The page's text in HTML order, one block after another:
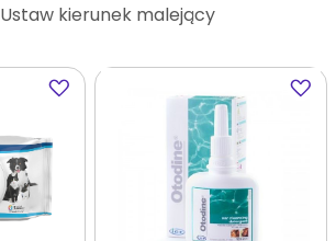
Ustaw kierunek malejący
Dodaj
do
Dodaj
do